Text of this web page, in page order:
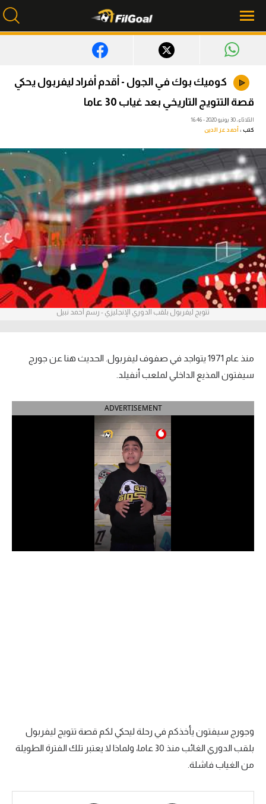
محتوى إخباري
أخبار
ميركاتو
فانتازي في الجول
مسابقة التوقعات
فيديوهات
عدسات
آراء حرة
ركن الألعاب
أمريكا 2026
الدوري الإنجليزي الممتاز
الكرة الإفريقية
منتخب مصر
كوميك بوك في الجول - أقدم أفراد ليفربول يحكي
قصة التتويج التاريخي بعد غياب 30 عاما
الثلاثاء، 30 يونيو 2020 - 16:46
كتب : أحمد عز الدين
تتويج ليفربول بلقب الدوري الإنجليزي - رسم أحمد نبيل
منذ عام 1971 يتواجد في صفوف ليفربول. الحديث هنا عن جورج
سيفتون المذيع الداخلي لملعب أنفيلد.
ADVERTISEMENT
وجورج سيفتون يأخذكم في رحلة ليحكي لكم قصة تتويج ليفربول
بلقب الدوري الغائب منذ 30 عاما، ولماذا لا يعتبر تلك الفترة الطويلة
من الغياب فاشلة.